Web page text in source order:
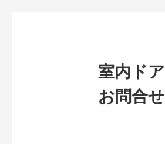
室内ドア
お問合せ